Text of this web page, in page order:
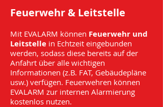
Feuerwehr & Leitstelle
Mit EVALARM können Feuerwehr und
Leitstelle in Echtzeit eingebunden
werden, sodass diese bereits auf der
Anfahrt über alle wichtigen
Informationen (z.B. FAT, Gebäudepläne
usw.) verfügen. Feuerwehren können
EVALARM zur internen Alarmierung
kostenlos nutzen.